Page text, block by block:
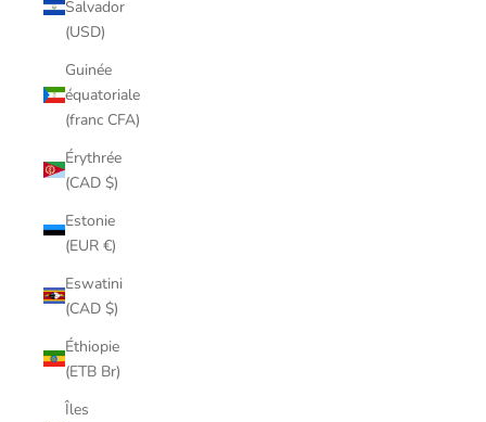
Salvador
(USD)
Guinée
équatoriale
(franc CFA)
Érythrée
(CAD $)
Estonie
(EUR €)
Eswatini
(CAD $)
Éthiopie
(ETB Br)
Îles